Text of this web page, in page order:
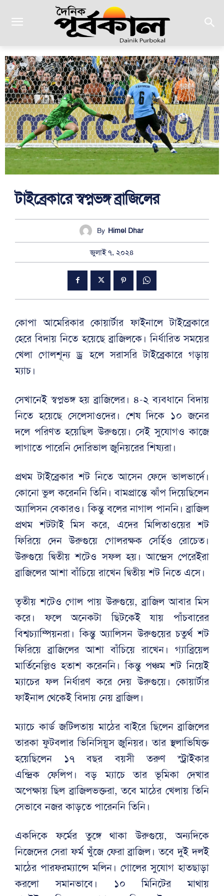
টাইব্রেকারে স্বপ্নভঙ্গ ব্রাজিলের
By Himel Dhar
জুলাই ৭, ২০২৪
কোপা আমেরিকার কোয়ার্টার ফাইনালে টাইব্রেকারে
হেরে বিদায় নিতে হয়েছে ব্রাজিলকে। নির্ধারিত সময়ের
খেলা গোলশূন্য ড্র হলে সরাসরি টাইব্রেকারে গড়ায়
ম্যাচ।
সেখানেই স্বপ্নভঙ্গ হয় ব্রাজিলের। ৪-২ ব্যবধানে বিদায়
নিতে হয়েছে সেলেসাওদের। শেষ দিকে ১০ জনের
দলে পরিণত হয়েছিল উরুগুয়ে। সেই সুযোগও কাজে
লাগাতে পারেনি দোরিভাল জুনিয়রের শিষ্যরা।
প্রথম টাইব্রেকার শট নিতে আসেন ফেদে ভালভার্দে।
কোনো ভুল করেননি তিনি। বামপ্রান্তে ঝাঁপ দিয়েছিলেন
অ্যালিসন বেকারও। কিন্তু বলের নাগাল পাননি। ব্রাজিল
প্রথম শটটাই মিস করে, এদের মিলিতাওয়ের শট
ফিরিয়ে দেন উরুগুয়ে গোলরক্ষক সের্হিও রোচেত।
উরুগুয়ে দ্বিতীয় শটেও সফল হয়। আন্দ্রেস পেরেইরা
ব্রাজিলের আশা বাঁচিয়ে রাখেন দ্বিতীয় শট নিতে এসে।
তৃতীয় শটেও গোল পায় উরুগুয়ে, ব্রাজিল আবার মিস
করে। ফলে অনেকটা ছিটকেই যায় পাঁচবারের
বিশ্বচ্যাম্পিয়নরা। কিন্তু অ্যালিসন উরুগুয়ের চতুর্থ শট
ফিরিয়ে ব্রাজিলের আশা বাঁচিয়ে রাখেন। গ্যাব্রিয়েল
মার্তিনেল্লিও হতাশ করেননি। কিন্তু পঞ্চম শট নিয়েই
ম্যাচের ফল নির্ধারণ করে দেয় উরুগুয়ে। কোয়ার্টার
ফাইনাল থেকেই বিদায় নেয় ব্রাজিল।
ম্যাচে কার্ড জটিলতায় মাঠের বাইরে ছিলেন ব্রাজিলের
তারকা ফুটবলার ভিনিসিয়ুস জুনিয়র। তার স্থলাভিষিক্ত
হয়েছিলেন ১৭ বছর বয়সী তরুণ স্ট্রাইকার
এন্দ্রিক ফেলিপ। বড় ম্যাচে তার ভূমিকা দেখার
অপেক্ষায় ছিল ব্রাজিলভক্তরা, তবে মাঠের খেলায় তিনি
সেভাবে নজর কাড়তে পারেননি তিনি।
একদিকে ফর্মের তুঙ্গে থাকা উরুগুয়ে, অন্যদিকে
নিজেদের সেরা ফর্ম খুঁজে ফেরা ব্রাজিল। তবে দুই দলই
মাঠের পারফরম্যান্সে মলিন। গোলের সুযোগ হাতছাড়া
করলো সমানভাবে। ১০ মিনিটের মাথায়